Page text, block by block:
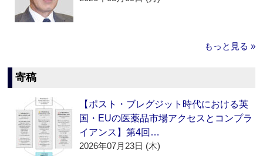
もっと見る »
寄稿
【ポスト・ブレグジット時代における英
国・EUの医薬品市場アクセスとコンプラ
イアンス】第4回…
2026年07月23日 (木)